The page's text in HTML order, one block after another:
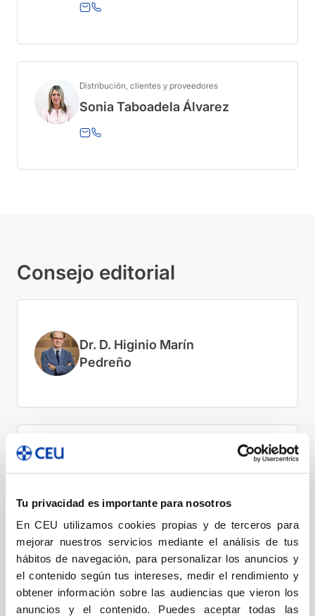
Tu privacidad es importante para nosotros
En CEU utilizamos cookies propias y de terceros para
mejorar nuestros servicios mediante el análisis de tus
hábitos de navegación, para personalizar los anuncios y
el contenido según tus intereses, medir el rendimiento y
obtener información sobre las audiencias que vieron los
anuncios y el contenido. Puedes aceptar todas las
Distribución, clientes y proveedores
Sonia Taboadela Álvarez
Consejo editorial
Dr. D. Higinio Marín
Pedreño
Dra. Dña. Isabel Pérez
Dr. D. Agustín Probanza
Lobo